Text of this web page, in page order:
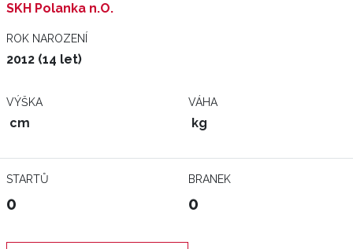
SKH Polanka n.O.
ROK NAROZENÍ
2012 (14 let)
VÝŠKA
cm
VÁHA
kg
STARTŮ
0
BRANEK
0